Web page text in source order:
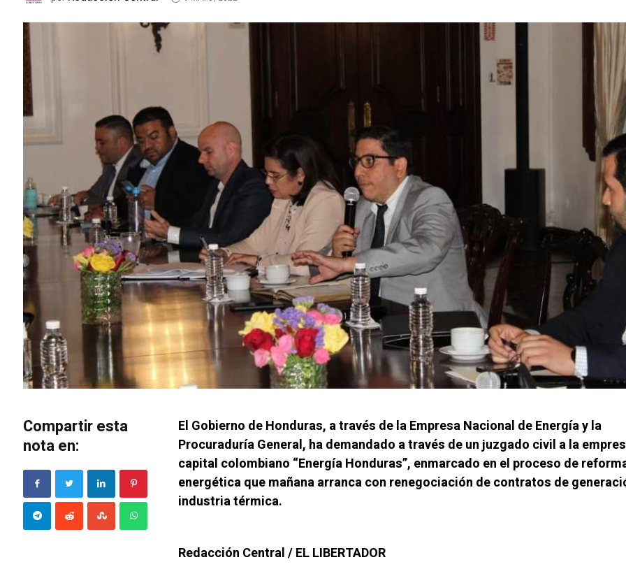
Compartir esta
nota en:
El Gobierno de Honduras, a través de la Empresa Nacional de Energía y la
Procuraduría General, ha demandado a través de un juzgado civil a la
capital colombiano “Energía Honduras”, enmarcado en el proceso de
energética que mañana arranca con renegociación de contratos de
industria térmica.
Redacción Central / EL LIBERTADOR